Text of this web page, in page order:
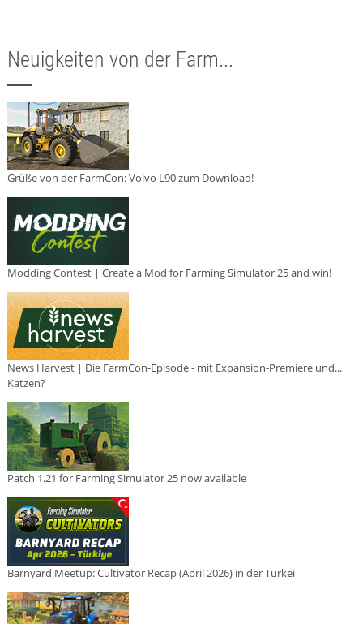
Neuigkeiten von der Farm...
Grüße von der FarmCon: Volvo L90 zum Download!
Modding Contest | Create a Mod for Farming Simulator 25 and win!
News Harvest | Die FarmCon-Episode - mit Expansion-Premiere und...
Katzen?
Patch 1.21 for Farming Simulator 25 now available
Barnyard Meetup: Cultivator Recap (April 2026) in der Türkei